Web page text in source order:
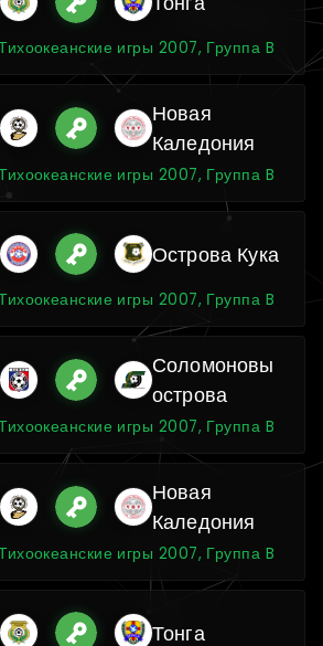
игры 2007, Группа B
Новая
Каледония
игры 2007, Группа B
Острова Кука
игры 2007, Группа B
Соломоновы
острова
игры 2007, Группа B
Новая
Каледония
игры 2007, Группа B
Тонга